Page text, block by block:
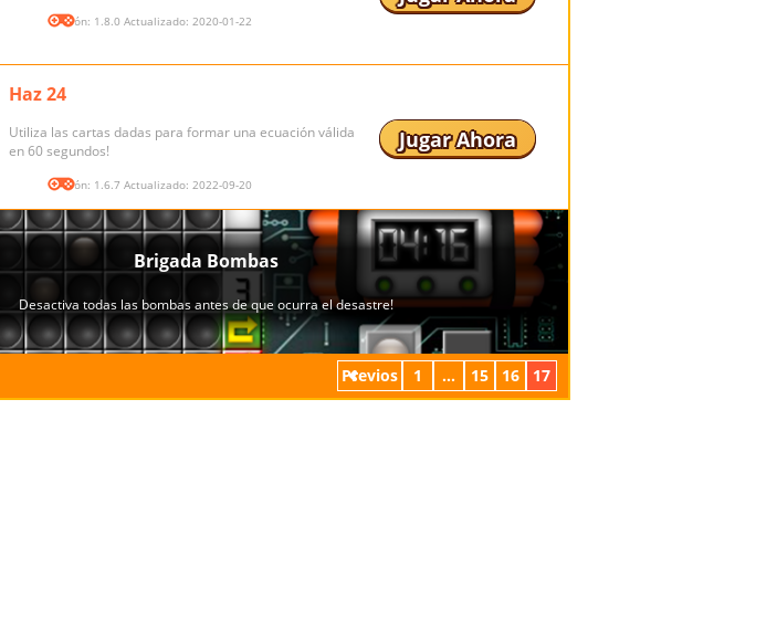
Versión: 1.8.0 Actualizado: 2020-01-22
Haz 24
Utiliza las cartas dadas para formar una ecuación válida
en 60 segundos!
Versión: 1.6.7 Actualizado: 2022-09-20
Jugar Ahora
Previos 1 ... 15 16 17